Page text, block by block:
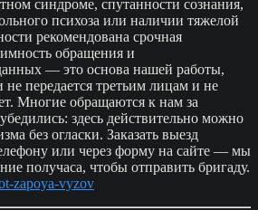
синдроме, спутанности сознания,
психоза или наличии тяжелой
рекомендована срочная
обращения и
— это основа нашей работы,
передается третьим лицам и не
Многие обращаются к нам за
здесь действительно можно
без огласки. Заказать выезд
или через форму на сайте — мы
получаса, чтобы отправить бригаду.
zapoya-vyzov